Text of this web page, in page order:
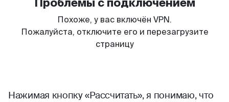
Нажимая кнопку «Рассчитать», я понимаю, что